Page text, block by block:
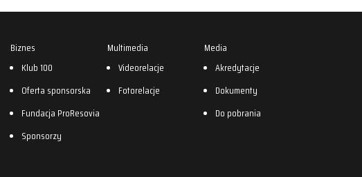
Biznes
Klub 100
Oferta sponsorska
Fundacja ProResovia
Sponsorzy
Multimedia
Videorelacje
Fotorelacje
Media
Akredytacje
Dokumenty
Do pobrania